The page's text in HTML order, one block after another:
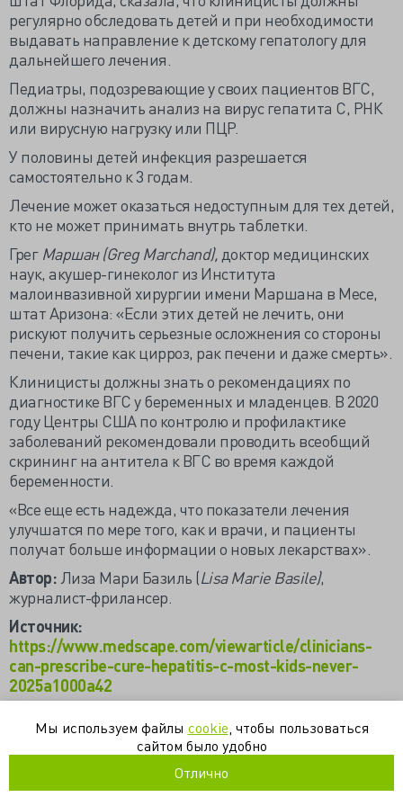
регулярно обследовать детей и при необходимости
выдавать направление к детскому гепатологу для
дальнейшего лечения.
Педиатры, подозревающие у своих пациентов ВГС,
должны назначить анализ на вирус гепатита С, РНК
или вирусную нагрузку или ПЦР.
У половины детей инфекция разрешается
самостоятельно к 3 годам.
Лечение может оказаться недоступным для тех детей,
кто не может принимать внутрь таблетки.
Грег Маршан (GregMarchand), доктор медицинских
наук, акушер-гинеколог из Института
малоинвазивной хирургии имени Маршана в Месе,
штат Аризона: «Если этих детей не лечить, они
рискуют получить серьезные осложнения со стороны
печени, такие как цирроз, рак печени и даже смерть».
Клиницисты должны знать о рекомендациях по
диагностике ВГС у беременных и младенцев. В 2020
году Центры США по контролю и профилактике
заболеваний рекомендовали проводить всеобщий
скрининг на антитела к ВГС во время каждой
беременности.
«Все еще есть надежда, что показатели лечения
улучшатся по мере того, как и врачи, и пациенты
получат больше информации о новых лекарствах».
Автор: Лиза Мари Базиль (Lisa Marie Basile),
журналист-фрилансер.
Источник:
https://www.medscape.com/viewarticle/clinicians-
can-prescribe-cure-hepatitis-c-most-kids-never-
2025a1000a42
вирусный гепатит гепатит с
гепатология
цирроз
Мы используем файлы cookie , чтобы пользоваться
сайтом было удобно
Отлично